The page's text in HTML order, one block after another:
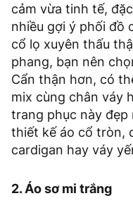
cảm vừa tinh tế,
nhiều gợi ý phối đồ
cổ lọ xuyên thấu
phang, bạn nên
Cẩn thận hơn, có
mix cùng chân váy
trang phục này đẹp
thiết kế áo cổ tròn,
cardigan hay váy
2. Áo sơ mi trắng